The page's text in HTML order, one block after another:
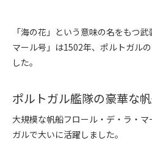
「海の花」という意味の名をもつ
マール号」は1502年、ポルトガル
した。
ポルトガル艦隊の豪華な
大規模な帆船フロール・デ・ラ・
ガルで大いに活躍しました。